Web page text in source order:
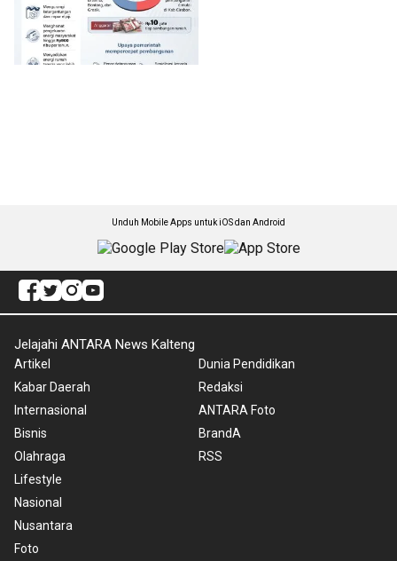
Unduh Mobile Apps untuk iOS dan Android
Jelajahi ANTARA News Kalteng
Artikel
Kabar Daerah
Internasional
Bisnis
Olahraga
Lifestyle
Nasional
Nusantara
Foto
Dunia Pendidikan
Redaksi
ANTARA Foto
BrandA
RSS